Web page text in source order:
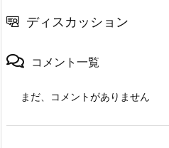
ディスカッション
コメント一覧
まだ、コメントがありません